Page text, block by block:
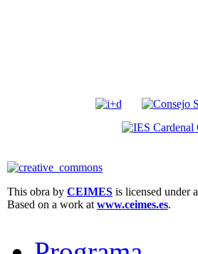
This obra by CEIMES is licensed under a
Based on a work at www.ceimes.es.